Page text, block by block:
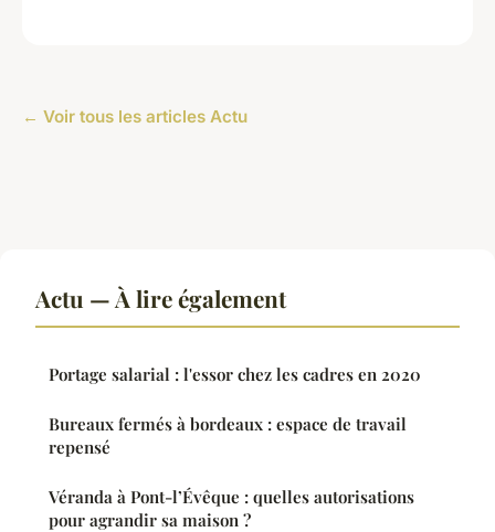
← Voir tous les articles Actu
Actu — À lire également
Portage salarial : l'essor chez les cadres en 2020
Bureaux fermés à bordeaux : espace de travail
repensé
Véranda à Pont-l’Évêque : quelles autorisations
pour agrandir sa maison ?